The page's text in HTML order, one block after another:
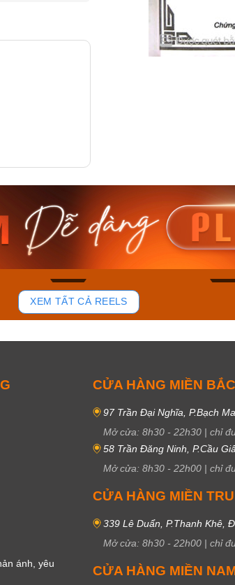
37
Casio Nam MTS-
RS100L-1AVDF
4.276.000₫
3.634.600₫
Casio
230EL-
Mua
XEM TẤT CẢ REELS
ánh, yêu
CỬA HÀNG MIỀN BẮC
97 Trần Đại Nghĩa, P.Bạch
Mở cửa: 8h30 - 22h30 | chỉ
58 Trần Đăng Ninh, P.Cầu
Mở cửa: 8h30 - 22h00 | chỉ
CỬA HÀNG MIỀN
339 Lê Duẩn, P.Thanh Khê,
Mở cửa: 8h30 - 22h00 | chỉ
CỬA HÀNG MIỀN